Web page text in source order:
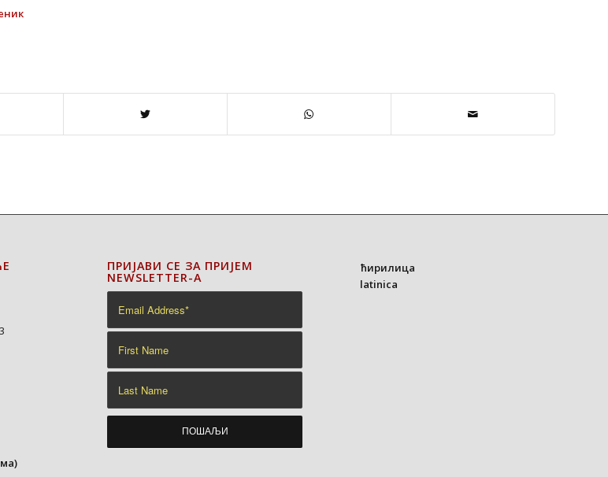
ПРИЈАВИ СЕ ЗА ПРИЈЕМ
NEWSLETTER-A
ћирилица
latinica